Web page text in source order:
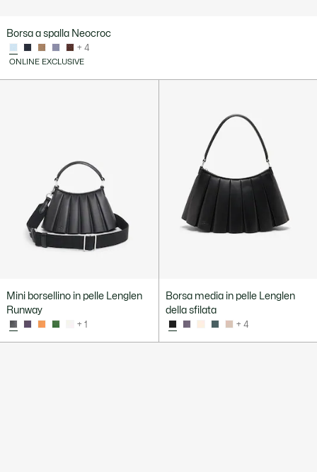
Borsa a spalla Neocroc
+ 4
ONLINE EXCLUSIVE
Mini borsellino in pelle Lenglen
Runway
+ 1
Borsa media in pelle Lenglen
della sfilata
+ 4